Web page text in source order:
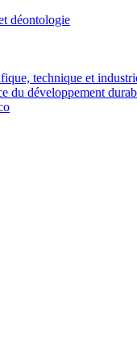
déontologie
technique et
du développement